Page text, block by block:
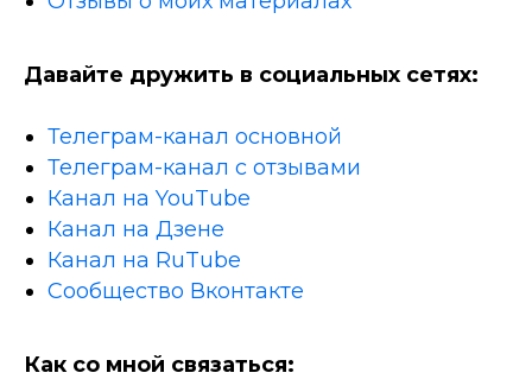
Давайте дружить в социальных сетях:
Телеграм-канал основной
Телеграм-канал с отзывами
Канал на YouTube
Канал на Дзене
Канал на RuTube
Сообщество Вконтакте
Как со мной связаться: